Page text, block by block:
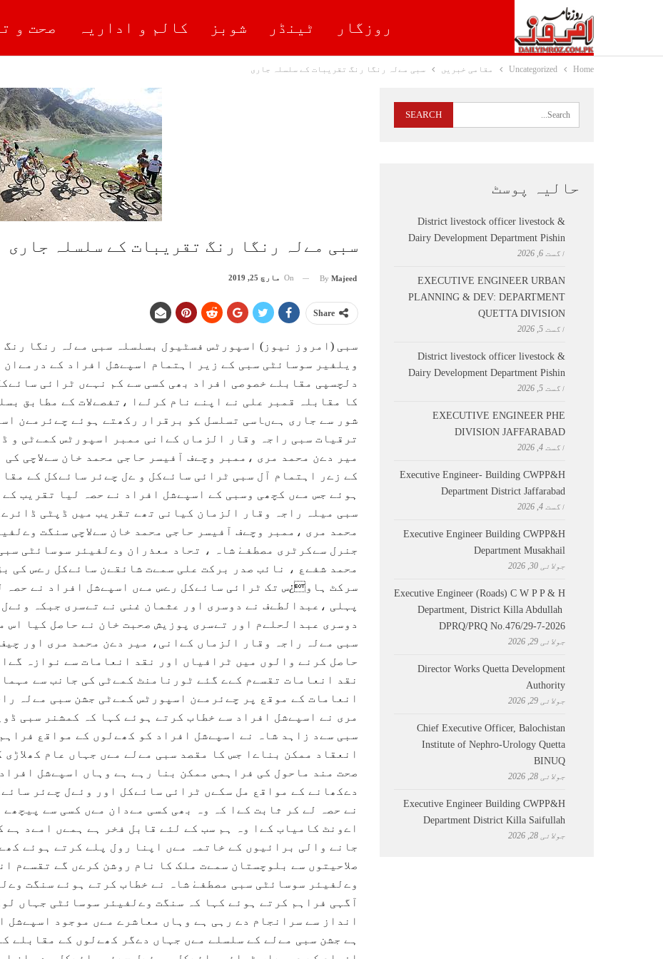
روزگار ٹینڈر شوبز کالم و اداریہ صحت و
Home
Uncategorized مقامی خبریں سبی مےلہ رنگا رنگ تقریبات کے سلسلہ جاری
سبی مےلہ رنگا رنگ تقریبات کے سلسلہ جاری
By Majeed
On مارچ 25, 2019
Share
سبی (امروز نیوز) اسپورٹس فسٹیول بسلسلہ سبی مےلہ رنگا
ویلفیر سوسائٹی سبی کے زیر اہتمام اسپےشل افراد کے
دلچسپی مقابلے خصوصی افراد بھی کسی سے کم نہےں ٹرائی
کا مقابلہ قمبر علی نے اپنے نام کرلےا ،تفصےلات کے مطابق
شور سے جاری ہےںاسی تسلسل کو برقرار رکھتے ہوئے چےئرمےن
ترقیات سبی راجہ وقار الزماں کےانی ممبر اسپورٹس کمےٹی و
میر دےن محمد مری ،ممبر وچےف آفیسر حاجی محمد خان سےلاچی
کے زےر اہتمام آل سبی ٹرائی سائےکل و ےل چےئر سائےکل کے
ہوئے جس مےں کچھی وسبی کے اسپےشل افراد نے حصہ لیا تقریب
سبی میلہ راجہ وقار الزمان کیانی تھے تقریب میں ڈپٹی
محمد مری ،ممبر وچےف آفیسر حاجی محمد خان سےلاچی سنگت
جنرل سےکرٹری مصطفےٰ شاہ ، تحاد معذران وےلفیئر سوسائٹی
محمد شفےع ، نائب صدر برکت علی سمےت شائقےن سائےکل رےس کی
سرکٹ ہاو¿س تک ٹرائی سائےکل رےس مےں اسپےشل افراد نے حصہ
پہلی ،عبدالطےف نے دوسری اور عثمان غنی نے تےسری جبکہ
دوسری عبدالحلےم اور تےسری پوزیش صحبت خان نے حاصل کیا اس
سبی مےلہ راجہ وقار الزماں کےانی، میر دےن محمد مری اور
حاصل کرنے والوں میں ٹرافیاں اور نقد انعامات سے نوازہ
نقد انعامات تقسےم کےے گئے ٹورنامنٹ کمےٹی کی جانب سے
انعامات کے موقع پر چےئرمےن اسپورٹس کمےٹی جشن سبی مےلہ
مری نے اسپےشل افراد سے خطاب کرتے ہوئے کہا کہ کمشنر سبی
سبی سےد زاہد شاہ نے اسپےشل افراد کو کھےلوں کے مواقع
انعقاد ممکن بناےا جس کا مقصد سبی مےلے مےں جہاں عام
صحت مند ماحول کی فراہمی ممکن بنا رہے ہے وہاں اسپےشل
دےکھانے کے مواقع مل سکےں ٹرائی سائےکل اور وئےل چےئر
نے حصہ لے کر ثابت کےا کہ وہ بھی کسی مےدان مےں کسی سے
اےونٹ کامیاب کےا وہ ہم سب کے لئے قابل فخر ہے ہمےں امےد
جانے والی برائیوں کے خاتمہ مےں اپنا رول پلے کرتے ہوئے
صلاحیتوں سے بلوچستان سمےت ملک کا نام روشن کرےں گے تقسےم
وےلفیئر سوسائٹی سبی مصطفےٰ شاہ نے خطاب کرتے ہوئے سنگت
آگہی فراہم کرتے ہوئے کہا کہ سنگت وےلفیئر سوسائٹی جہاں
انداز سے سرانجام دے رہی ہے وہاں معاشرے مےں موجود اسپےشل
ہے جشن سبی مےلے کے سلسلے مےں جہاں دےگر کھےلوں کے مقابلے
حالیہ پوسٹ
District livestock officer livestock &
Dairy Development Department Pishin
اگست 6, 2026
EXECUTIVE ENGINEER URBAN
PLANNING & DEV: DEPARTMENT
QUETTA DIVISION
اگست 5, 2026
District livestock officer livestock &
Dairy Development Department Pishin
اگست 5, 2026
EXECUTIVE ENGINEER PHE
DIVISION JAFFARABAD
اگست 4, 2026
Executive Engineer- Building CWPP&H
Department District Jaffarabad
اگست 4, 2026
Executive Engineer Building CWPP&H
Department Musakhail
جولائی 30, 2026
Executive Engineer (Roads) C W P P & H
Department, District Killa Abdullah ​
DPRQ/PRQ No.476/29-7-2026
جولائی 29, 2026
Director Works Quetta Development
Authority
جولائی 29, 2026
Chief Executive Officer, Balochistan
Institute of Nephro-Urology Quetta
BINUQ
جولائی 28, 2026
Executive Engineer Building CWPP&H
Department District Killa Saifullah
جولائی 28, 2026